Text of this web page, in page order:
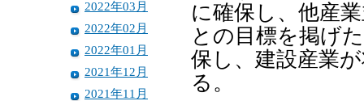
2022年03月
2022年02月
2022年01月
2021年12月
2021年11月
に確保し、他産
との目標を掲げ
保し、建設産業
る。